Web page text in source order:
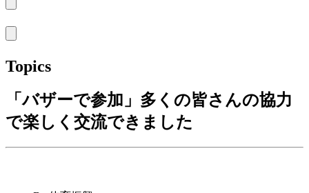
Topics
「バザーで参加」多くの皆さんの協力
で楽しく交流できました